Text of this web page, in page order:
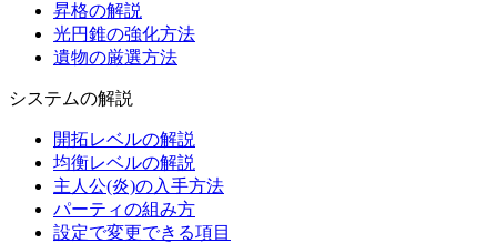
昇格の解説
光円錐の強化方法
遺物の厳選方法
システムの解説
開拓レベルの解説
均衡レベルの解説
主人公(炎)の入手方法
パーティの組み方
設定で変更できる項目